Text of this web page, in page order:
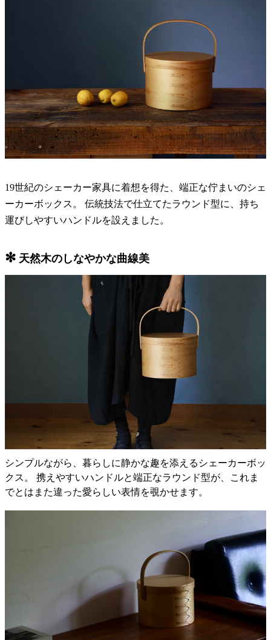
19世紀のシェーカー家具に着想を得た、端正な佇まいのシェ
ーカーボックス。 伝統技法で仕立てたラウンド型に、持ち
運びしやすいハンドルを設えました。
✻ 天然木のしなやかな曲線美
シンプルながら、暮らしに静かな趣を添えるシェーカーボッ
クス。 携えやすいハンドルと端正なラウンド型が、これま
でとはまた違った愛らしい表情を覗かせます。